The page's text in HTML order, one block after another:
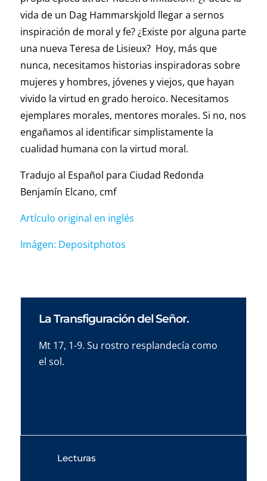
vida de un Dag Hammarskjold llegar a sernos
inspiración de moral y fe? ¿Existe por alguna parte
una nueva Teresa de Lisieux? Hoy, más que
nunca, necesitamos historias inspiradoras sobre
mujeres y hombres, jóvenes y viejos, que hayan
vivido la virtud en grado heroico. Necesitamos
ejemplares morales, mentores morales. Si no, nos
engañamos al identificar simplistamente la
cualidad humana con la virtud moral.
Tradujo al Español para Ciudad Redonda
Benjamín Elcano, cmf
Artículo original en inglés
Imágen: Depositphotos
La Transfiguración del Señor.
Mt 17, 1-9. Su rostro resplandecía como
el sol.
Lecturas